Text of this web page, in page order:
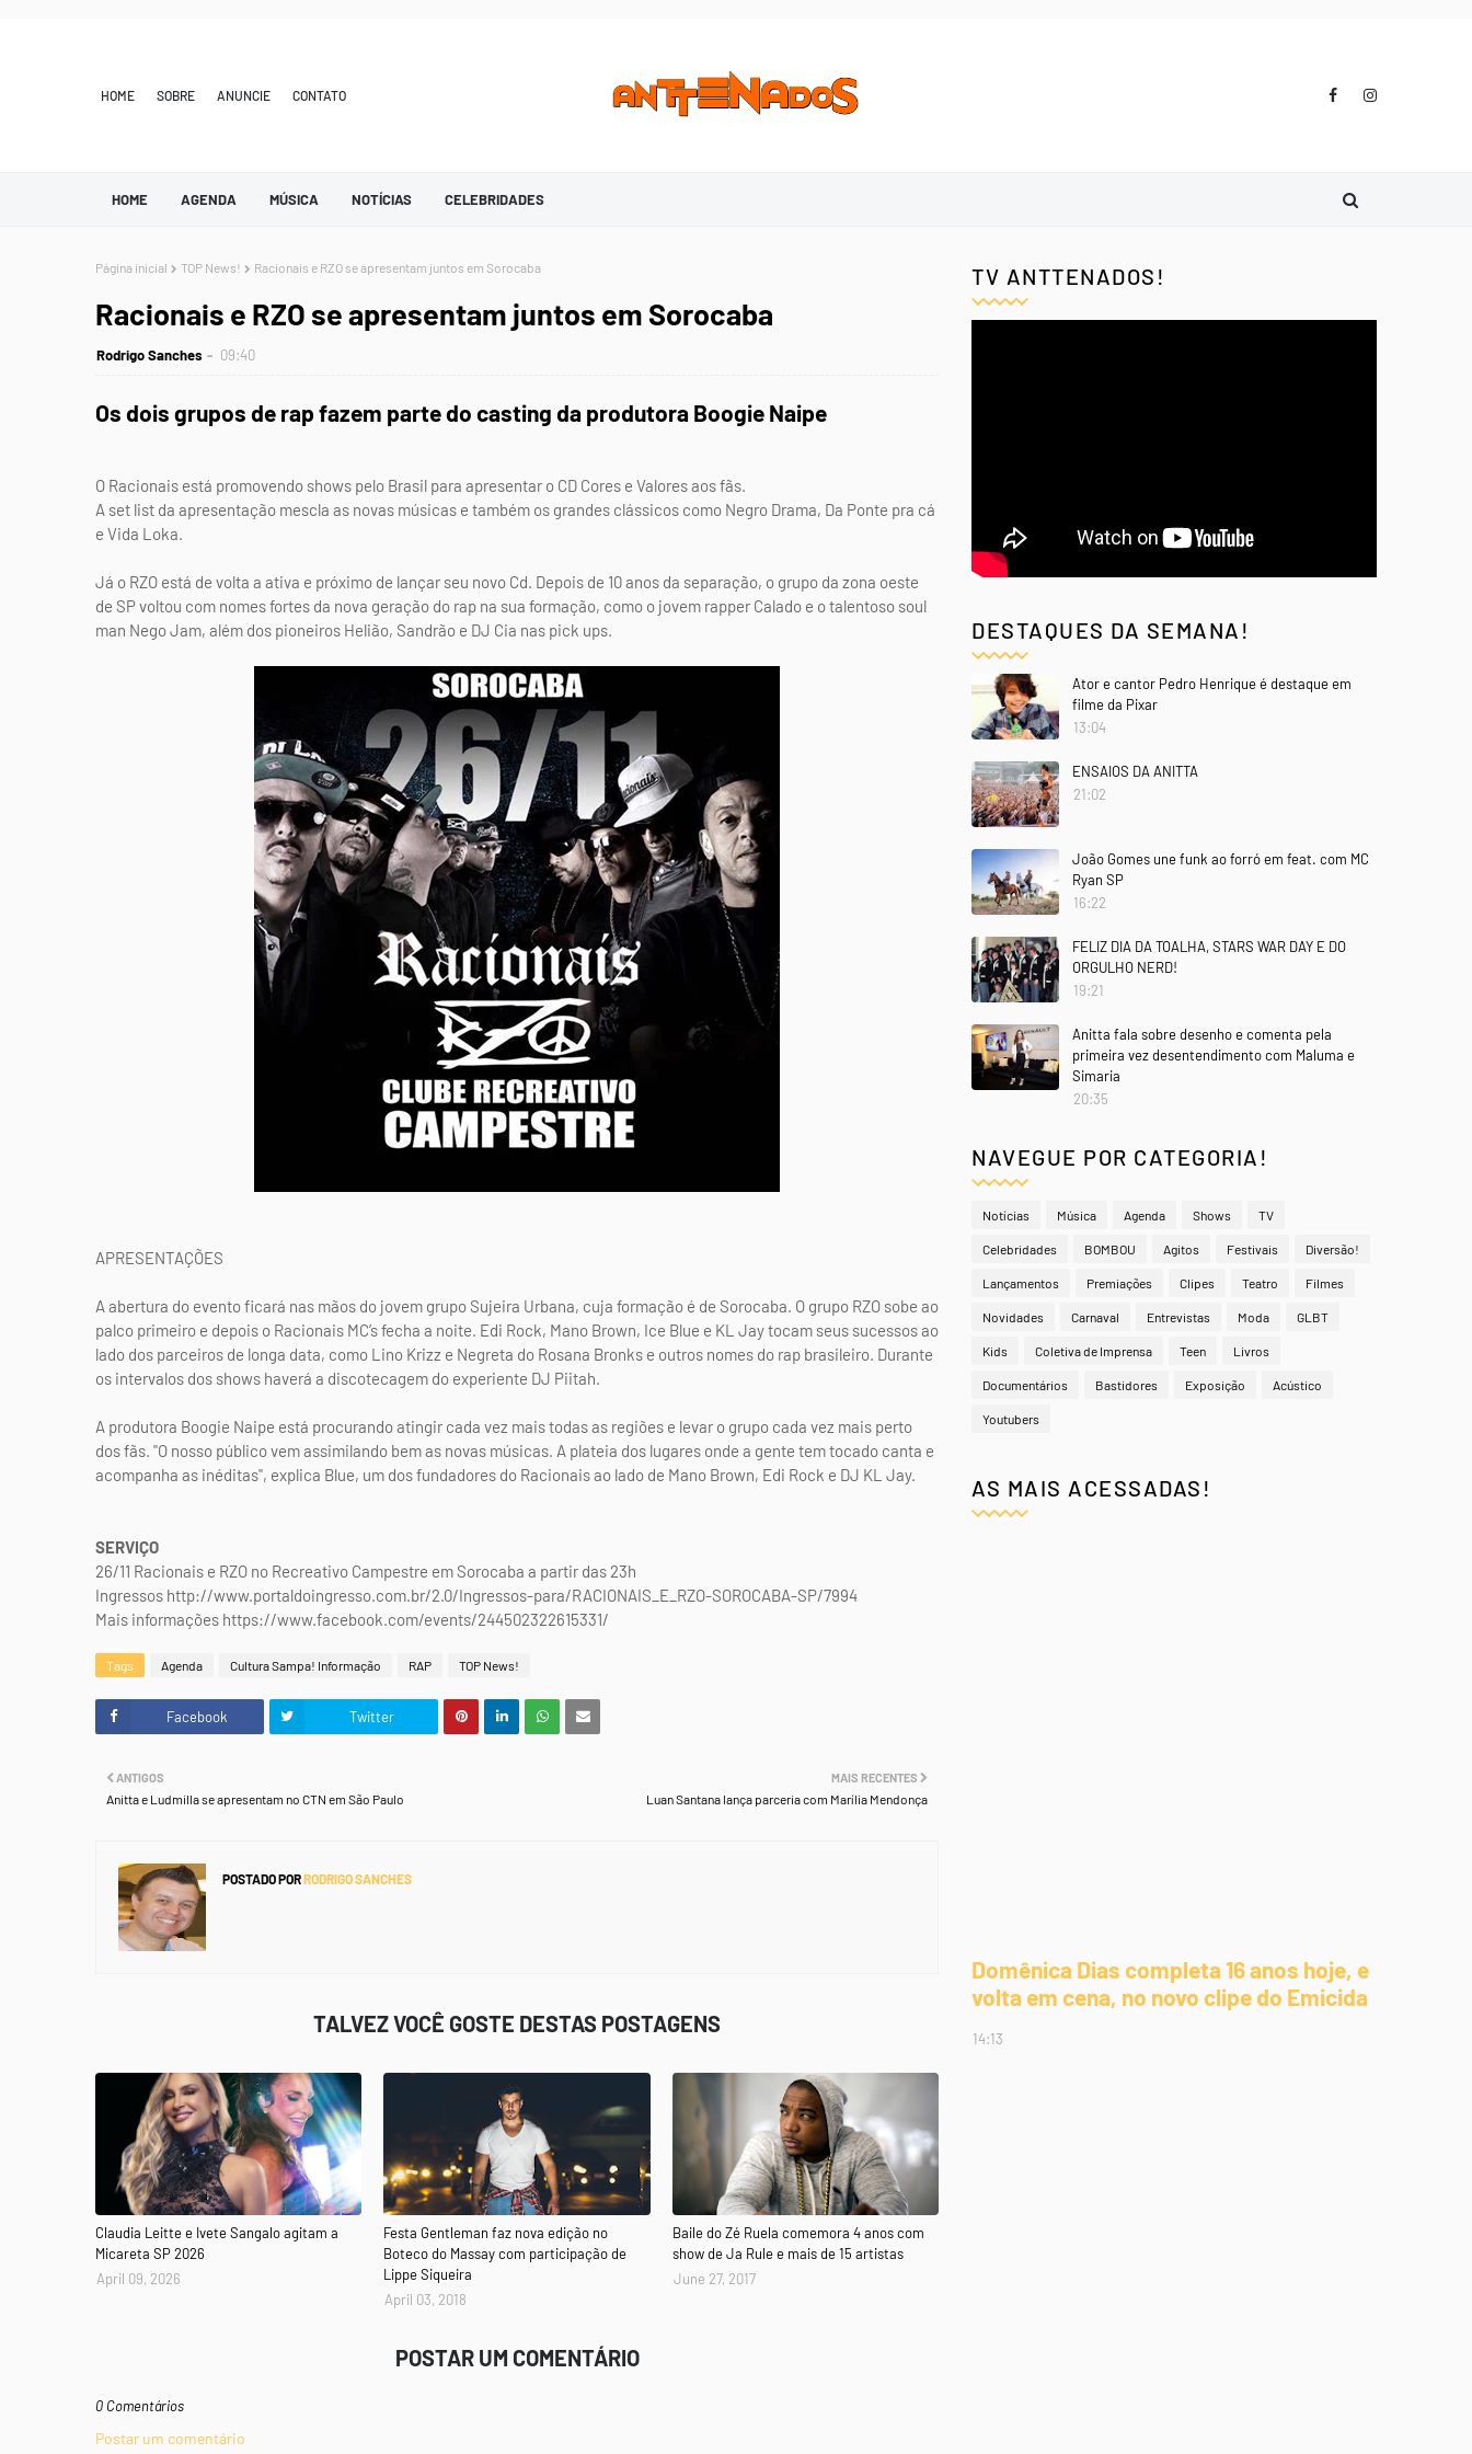
HOME SOBRE ANUNCIE CONTATO
HOME AGENDA MÚSICA NOTÍCIAS CELEBRIDADES
Página inicial TOP News! Racionais e RZO se apresentam juntos em Sorocaba
Racionais e RZO se apresentam juntos em Sorocaba
Rodrigo Sanches 09:40
Os dois grupos de rap fazem parte do casting da produtora Boogie Naipe
O Racionais está promovendo shows pelo Brasil para apresentar o CD Cores e Valores aos fãs.
A set list da apresentação mescla as novas músicas e também os grandes clássicos como Negro Drama, Da Ponte pra cá
e Vida Loka.
Já o RZO está de volta a ativa e próximo de lançar seu novo Cd. Depois de 10 anos da separação, o grupo da zona oeste
de SP voltou com nomes fortes da nova geração do rap na sua formação, como o jovem rapper Calado e o talentoso soul
man Nego Jam, além dos pioneiros Helião, Sandrão e DJ Cia nas pick ups.
APRESENTAÇÕES
A abertura do evento ficará nas mãos do jovem grupo Sujeira Urbana, cuja formação é de Sorocaba. O grupo RZO sobe ao
palco primeiro e depois o Racionais MC’s fecha a noite. Edi Rock, Mano Brown, Ice Blue e KL Jay tocam seus sucessos ao
lado dos parceiros de longa data, como Lino Krizz e Negreta do Rosana Bronks e outros nomes do rap brasileiro. Durante
os intervalos dos shows haverá a discotecagem do experiente DJ Piitah.
A produtora Boogie Naipe está procurando atingir cada vez mais todas as regiões e levar o grupo cada vez mais perto
dos fãs. "O nosso público vem assimilando bem as novas músicas. A plateia dos lugares onde a gente tem tocado canta e
acompanha as inéditas", explica Blue, um dos fundadores do Racionais ao lado de Mano Brown, Edi Rock e DJ KL Jay.
SERVIÇO
26/11 Racionais e RZO no Recreativo Campestre em Sorocaba a partir das 23h
Ingressos http://www.portaldoingresso.com.br/2.0/Ingressos-para/RACIONAIS_E_RZO-SOROCABA-SP/7994
Mais informações https://www.facebook.com/events/244502322615331/
Tags Agenda Cultura Sampa! Informação RAP TOP News!
Facebook Twitter
MAIS RECENTES
Luan Santana lança parceria com Marília Mendonça
ANTIGOS
Anitta e Ludmilla se apresentam no CTN em São Paulo
POSTADO PORRODRIGO SANCHES
TALVEZ VOCÊ GOSTE DESTAS POSTAGENS
Claudia Leitte e Ivete Sangalo agitam a
Micareta SP 2026
April 09, 2026
Festa Gentleman faz nova edição no
Boteco do Massay com participação de
Lippe Siqueira
April 03, 2018
Baile do Zé Ruela comemora 4 anos com
show de Ja Rule e mais de 15 artistas
June 27, 2017
POSTAR UM COMENTÁRIO
0 Comentários
Postar um comentário
TV ANTTENADOS!
DESTAQUES DA SEMANA!
Ator e cantor Pedro Henrique é destaque em
filme da Pixar
13:04
ENSAIOS DA ANITTA
21:02
João Gomes une funk ao forró em feat. com MC
Ryan SP
16:22
FELIZ DIA DA TOALHA, STARS WAR DAY E DO
ORGULHO NERD!
19:21
Anitta fala sobre desenho e comenta pela
primeira vez desentendimento com Maluma e
Simaria
20:35
NAVEGUE POR CATEGORIA!
Notícias Música Agenda Shows TV
Celebridades BOMBOU Agitos Festivais Diversão!
Lançamentos Premiações Clipes Teatro Filmes
Novidades Carnaval Entrevistas Moda GLBT
Kids Coletiva de Imprensa Teen Livros
Documentários Bastidores Exposição Acústico
Youtubers
AS MAIS ACESSADAS!
Domênica Dias completa 16 anos hoje, e
volta em cena, no novo clipe do Emicida
14:13